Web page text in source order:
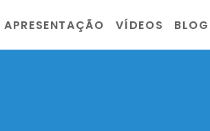
APRESENTAÇÃO VÍDEOS BLOG